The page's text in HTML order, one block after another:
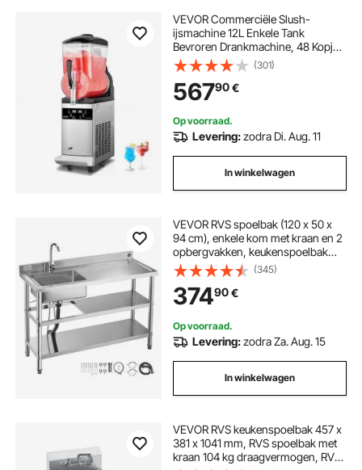
VEVOR Commerciële Slush-
ijsmachine 12L Enkele Tank
Bevroren Drankmachine, 48 Kopjes
RVS Slush-ijsmachine met
Elektronisch Toetsenbord
Softijsmachine voor Feesten
Restaurants Cafés
(301)
56790€
Op voorraad.
Levering:zodra Di. Aug. 11
In winkelwagen
VEVOR RVS spoelbak (120 x 50 x
94 cm), enkele kom met kraan en 2
opbergvakken, keukenspoelbak
voor garagerestaurant,
buitenwasbak met werkblad
(rechts)
(345)
37490€
Op voorraad.
Levering:zodra Za. Aug. 15
In winkelwagen
VEVOR RVS keukenspoelbak 457 x
381 x 1041 mm, RVS spoelbak met
kraan 104 kg draagvermogen, RVS